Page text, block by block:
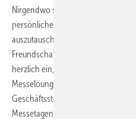
Nirgendwo sonst hat man eine
persönliche Gespräche in kurzer
auszutauschen und auch – was fast
Freundschaften zu pflegen und
herzlich ein, sich mit uns bei einem
Messelounge in Halle 9 zu treffen –
Geschäftsstelle, dem -
Messetagen vor Ort. ■